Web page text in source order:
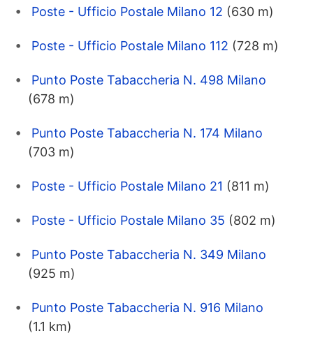
Poste - Ufficio Postale Milano 12 (630 m)
Poste - Ufficio Postale Milano 112 (728 m)
Punto Poste Tabaccheria N. 498 Milano
(678 m)
Punto Poste Tabaccheria N. 174 Milano
(703 m)
Poste - Ufficio Postale Milano 21 (811 m)
Poste - Ufficio Postale Milano 35 (802 m)
Punto Poste Tabaccheria N. 349 Milano
(925 m)
Punto Poste Tabaccheria N. 916 Milano
(1.1 km)